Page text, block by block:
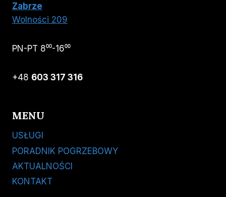
Zabrze
Wolności 209
PN-PT 8⁰⁰-16⁰⁰
+48 603 317 316
MENU
USŁUGI
PORADNIK POGRZEBOWY
AKTUALNOŚCI
KONTAKT